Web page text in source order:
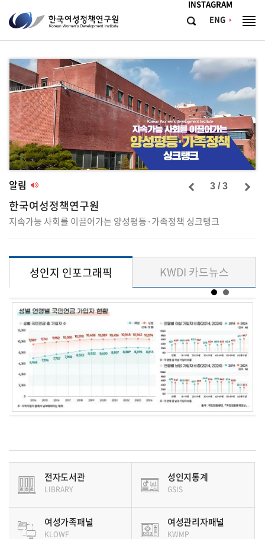
INSTAGRAM
ENG
한
국
성
정
책
연
구
원
Korean
Women's
Development
Institute
검
체
3 / 3
알림
한국여성정책연구원
지속가능 사회를 이끌어가는 양성평등·가족정책 싱크탱크
성인지 인포그래픽 KWDI 카드뉴스
전자도서관
LIBRARY
성인지통계
GSIS
여성가족패널
KLOWF
여성관리자패널
KWMP